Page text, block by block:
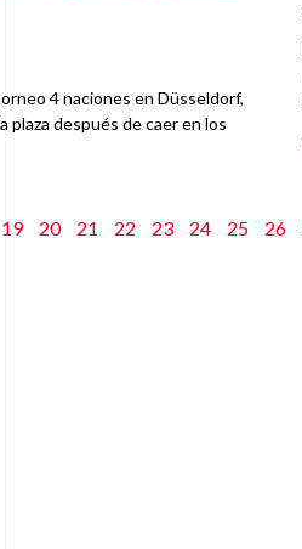
4 naciones en Düsseldorf,
después de caer en los
19 20 21 22 23 24 25 26